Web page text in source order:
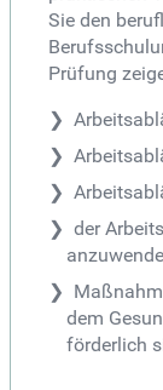
Sie den
Prüfung
der
dem
förderlich